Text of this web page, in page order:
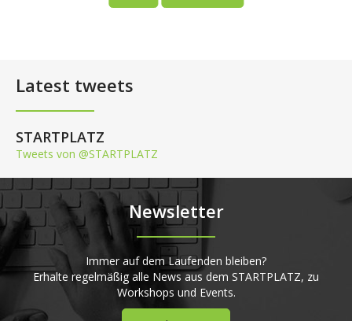
Latest tweets
STARTPLATZ
Tweets von @STARTPLATZ
Newsletter
Immer auf dem Laufenden bleiben?
Erhalte regelmäßig alle News aus dem STARTPLATZ, zu
Workshops und Events.